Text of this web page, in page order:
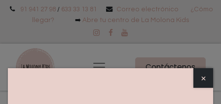
91 941 27 98 / 633 33 13 81 Correo electrónico
¿Cómo
llegar?
➡️ Abre tu centro de La Molona Kids
Contáctenos
×